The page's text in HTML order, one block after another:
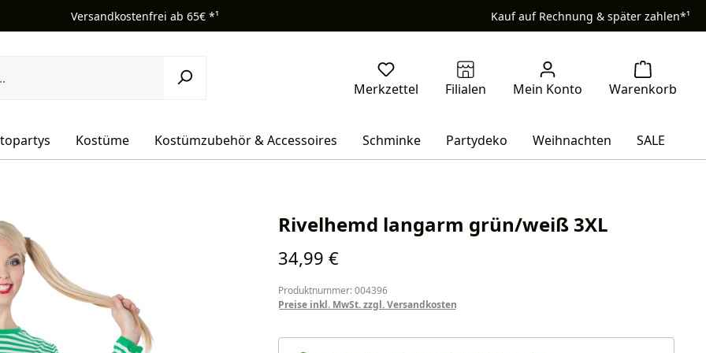
Versandkostenfrei ab 65€ *¹ Kauf auf Rechnung & später zahlen*¹
Kostüme Kostümzubehör & Accessoires Schminke Partydeko Weihnachten SALE
Rivelhemd langarm grün/weiß 3XL
Regulärer Preis:
34,99 €
Produktnummer: 004396
Preise inkl. MwSt. zzgl. Versandkosten